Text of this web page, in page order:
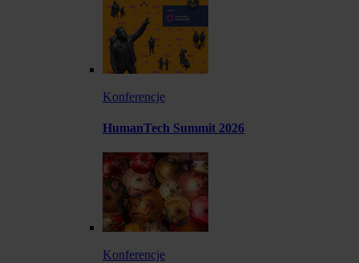
Konferencje
HumanTech Summit 2026
Konferencje